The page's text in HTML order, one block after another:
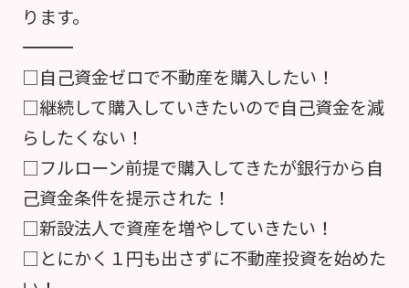
ります。
――――――――――――――――――――――――――――――――――
□自己資金ゼロで不動産を購入したい！
□継続して購入していきたいので自己資金を減
らしたくない！
□フルローン前提で購入してきたが銀行から自
己資金条件を提示された！
□新設法人で資産を増やしていきたい！
□とにかく１円も出さずに不動産投資を始めた